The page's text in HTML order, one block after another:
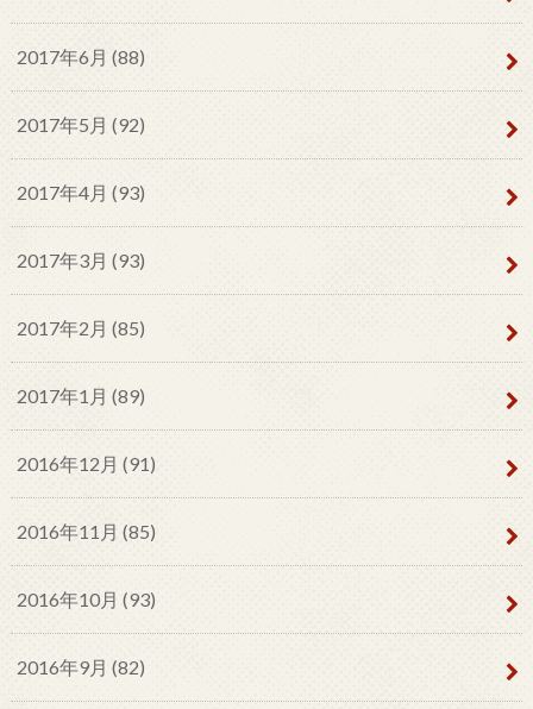
2017年6月 (88)
2017年5月 (92)
2017年4月 (93)
2017年3月 (93)
2017年2月 (85)
2017年1月 (89)
2016年12月 (91)
2016年11月 (85)
2016年10月 (93)
2016年9月 (82)